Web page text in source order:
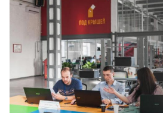
Смотреть проект